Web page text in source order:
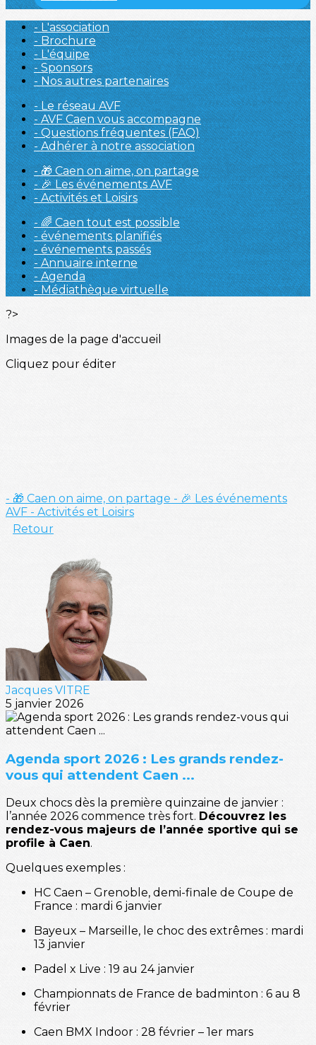
- L'association
- Brochure
- L'équipe
- Sponsors
- Nos autres partenaires
- Le réseau AVF
- AVF Caen vous accompagne
- Questions fréquentes (FAQ)
- Adhérer à notre association
- 🎁 Caen on aime, on partage
- 🎉 Les événements AVF
- Activités et Loisirs
- 🌈 Caen tout est possible
- événements planifiés
- événements passés
- Annuaire interne
- Agenda
- Médiathèque virtuelle
?>
Images de la page d'accueil
Cliquez pour éditer
- 🎁 Caen on aime, on partage - 🎉 Les événements
AVF - Activités et Loisirs
Retour
Jacques VITRE
5 janvier 2026
Agenda sport 2026 : Les grands rendez-
vous qui attendent Caen ...
Deux chocs dès la première quinzaine de janvier :
l’année 2026 commence très fort. Découvrez les
rendez-vous majeurs de l’année sportive qui se
profile à Caen.
Quelques exemples :
HC Caen – Grenoble, demi-finale de Coupe de
France : mardi 6 janvier
Bayeux – Marseille, le choc des extrêmes : mardi
13 janvier
Padel x Live : 19 au 24 janvier
Championnats de France de badminton : 6 au 8
février
Caen BMX Indoor : 28 février – 1er mars